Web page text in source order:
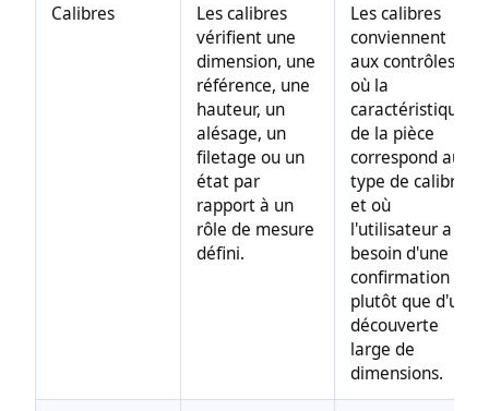
Calibres
Les calibres
vérifient une
dimension, une
référence, une
hauteur, un
alésage, un
filetage ou un
état par
rapport à un
rôle de mesure
défini.
Les calibres
conviennent
aux contrôles
où la
caractéristique
de la pièce
correspond au
type de calibre
et où
l'utilisateur a
besoin d'une
confirmation
plutôt que d'une
découverte
large de
dimensions.